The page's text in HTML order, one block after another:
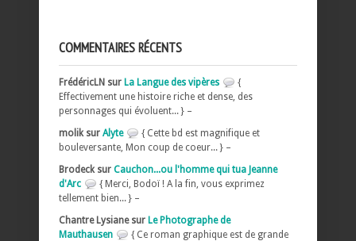
COMMENTAIRES RÉCENTS
FrédéricLN sur La Langue des vipères
{
Effectivement une histoire riche et dense, des
personnages qui évoluent... } –
molik sur Alyte
{ Cette bd est magnifique et
bouleversante, Mon coup de coeur... } –
Brodeck sur Cauchon...ou l'homme qui tua Jeanne
d'Arc
{ Merci, Bodoï ! A la fin, vous exprimez
tellement bien... } –
Chantre Lysiane sur Le Photographe de
Mauthausen
{ Ce roman graphique est de grande